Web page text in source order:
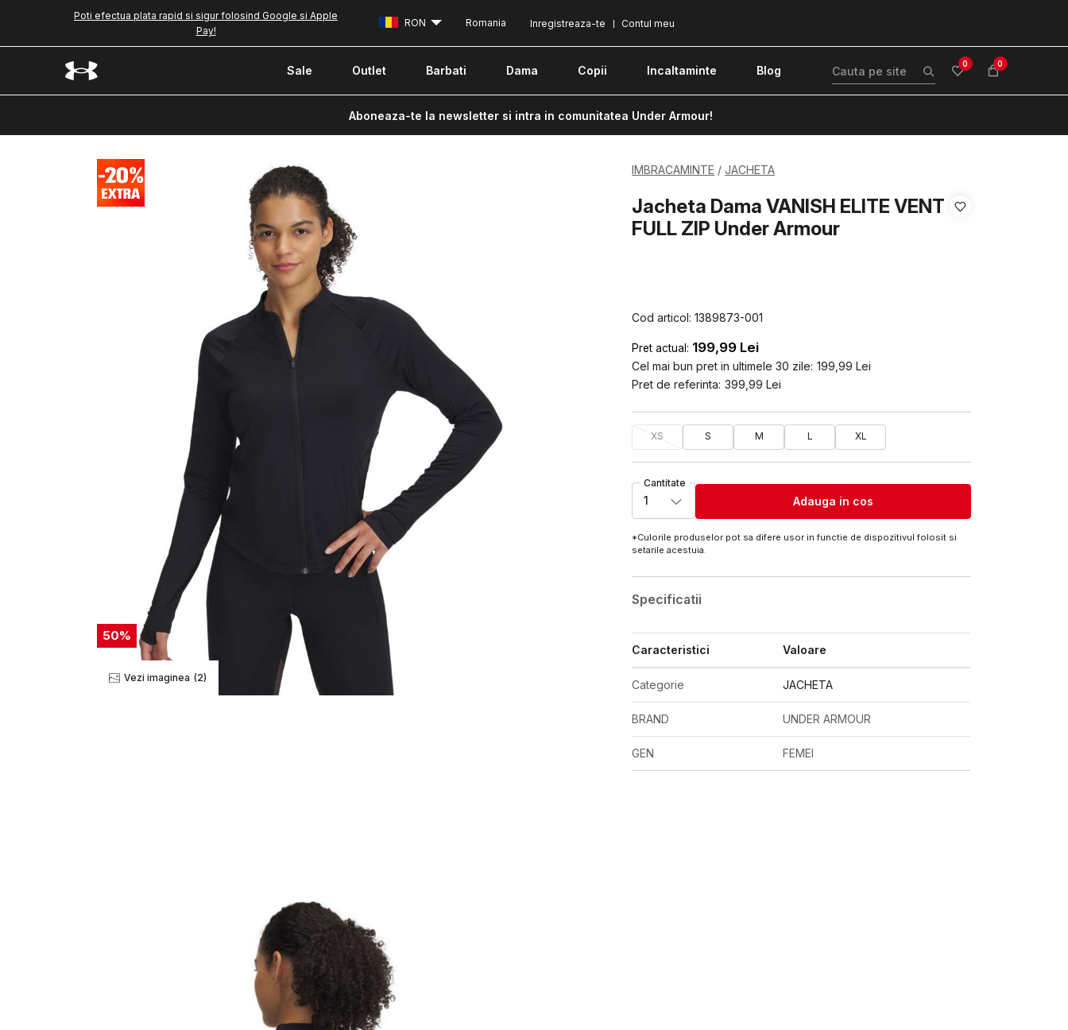
Poti efectua plata rapid si sigur folosind Google si Apple
Pay!
Contul meu
Inregistreaza-te
RON Romania
Sale Outlet Barbati Dama Copii Incaltaminte Blog 0 0
Aboneaza-te la newsletter si intra in comunitatea Under Armour!
50%
Vezi imaginea (2)
IMBRACAMINTE JACHETA
Jacheta Dama VANISH ELITE VENT
FULL ZIP Under Armour
Cod articol:1389873-001
Pret actual: 199,99 Lei
Cel mai bun pret in ultimele 30 zile: 199,99 Lei
Pret de referinta: 399,99 Lei
XS S M L XL
Cantitate
1 Adauga in cos
*Culorile produselor pot sa difere usor in functie de dispozitivul folosit si
setarile acestuia.
Specificatii
Caracteristici Valoare
Categorie JACHETA
BRAND UNDER ARMOUR
GEN FEMEI